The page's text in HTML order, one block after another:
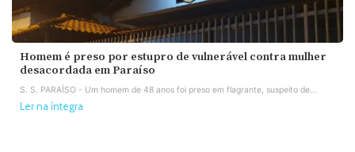
Homem é preso por estupro de vulnerável contra mulher
desacordada em Paraíso
S. S. PARAÍSO - Um homem de 48 anos foi preso em flagrante, suspeito de...
Ler na íntegra